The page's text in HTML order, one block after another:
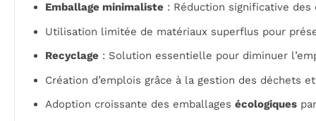
Emballage minimaliste : Réduction significative des
Utilisation limitée de matériaux superflus pour
Recyclage : Solution essentielle pour diminuer
Création d’emplois grâce à la gestion des déchets
Adoption croissante des emballages écologiques